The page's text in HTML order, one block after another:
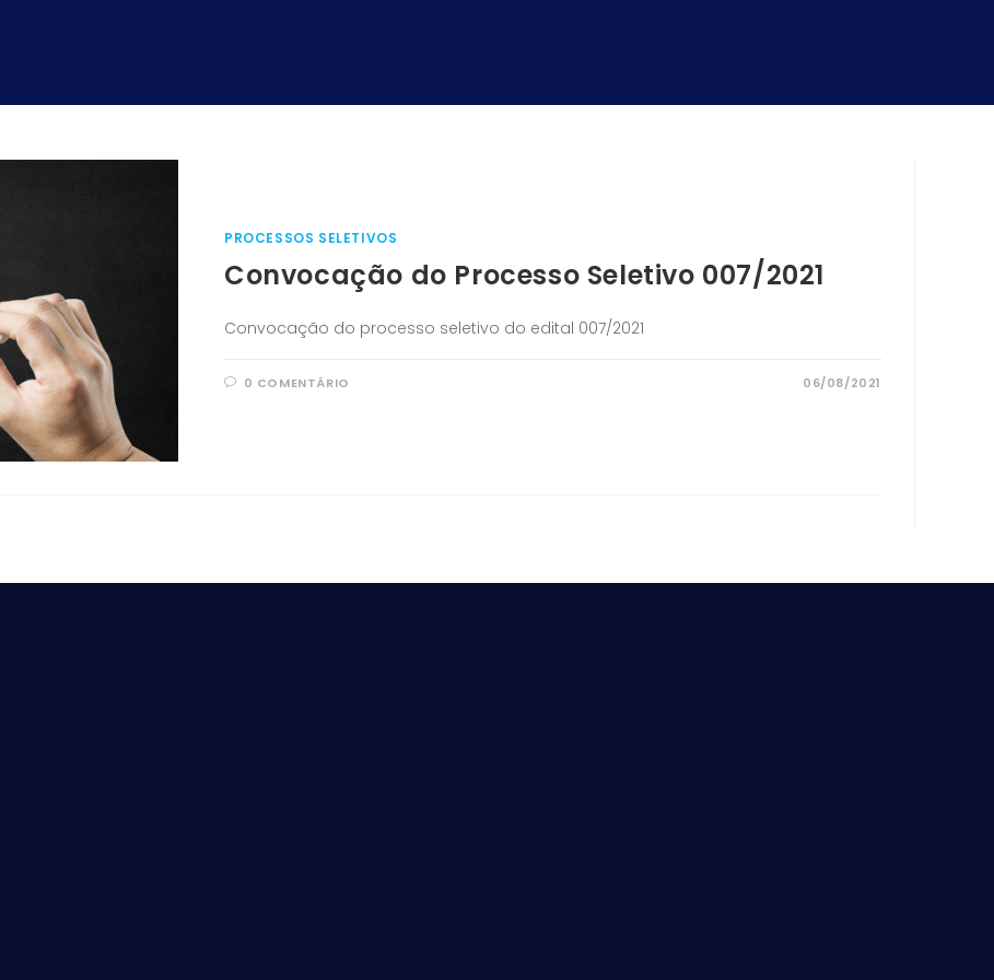
PROCESSOS SELETIVOS
Convocação do Processo Seletivo 007/2021
Convocação do processo seletivo do edital 007/2021
0 COMENTÁRIO 06/08/2021